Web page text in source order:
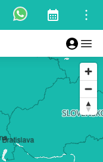
Bratislava